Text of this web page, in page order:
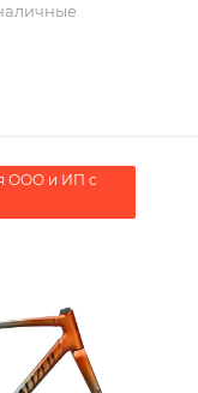
ООО и ИП с